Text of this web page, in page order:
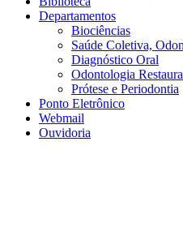
Departamentos
Biociências
Saúde Coletiva,
Diagnóstico Oral
Odontologia
Prótese e Periodontia
Ponto Eletrônico
Webmail
Ouvidoria